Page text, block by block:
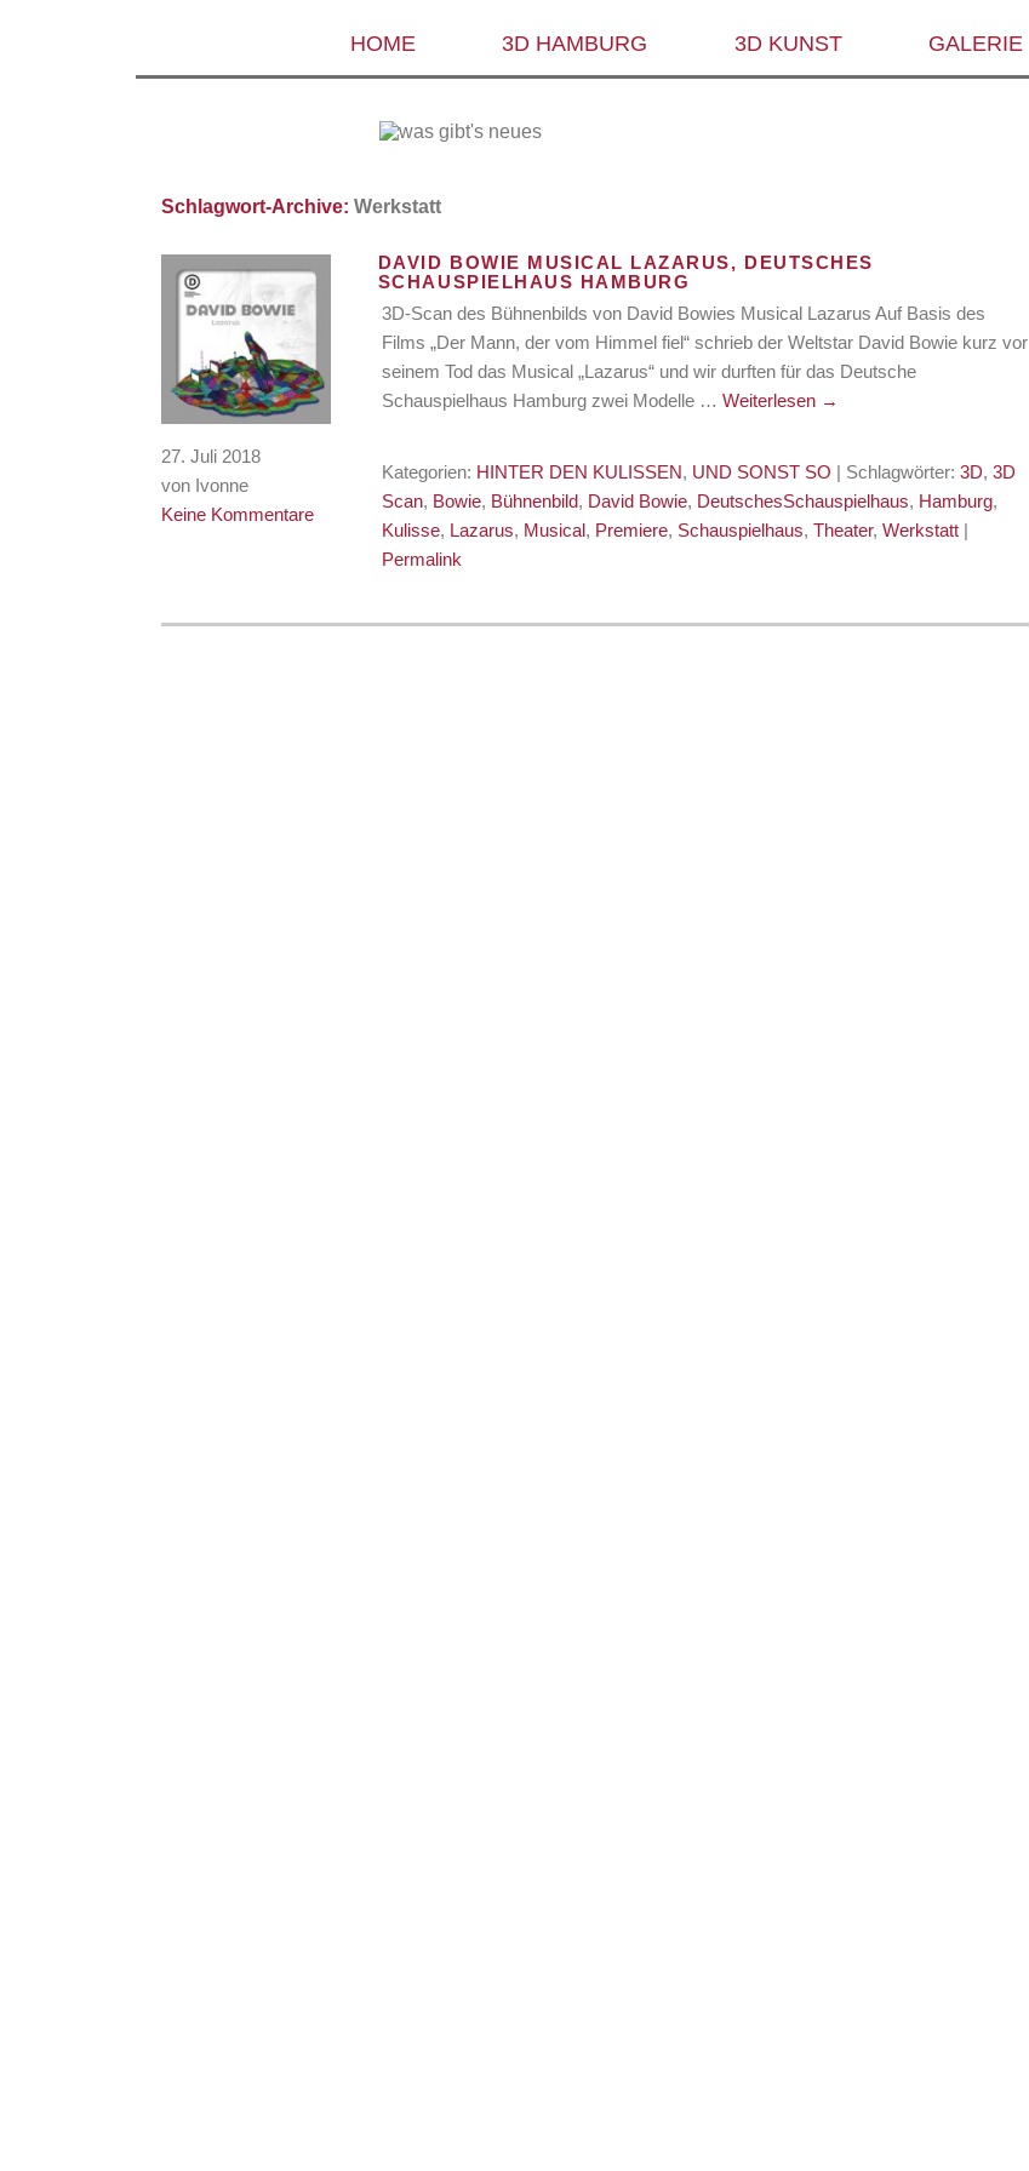
HOME 3D HAMBURG 3D KUNST GALERIE
Schlagwort-Archive: Werkstatt
27. Juli 2018
von Ivonne
Keine Kommentare
DAVID BOWIE MUSICAL LAZARUS, DEUTSCHES
SCHAUSPIELHAUS HAMBURG
3D-Scan des Bühnenbilds von David Bowies Musical Lazarus Auf Basis des
Films „Der Mann, der vom Himmel fiel“ schrieb der Weltstar David Bowie kurz vor
seinem Tod das Musical „Lazarus“ und wir durften für das Deutsche
Schauspielhaus Hamburg zwei Modelle …Weiterlesen →
Kategorien: HINTER DEN KULISSEN, UND SONST SO | Schlagwörter:3D,3D
Scan, Bowie, Bühnenbild, David Bowie, DeutschesSchauspielhaus, Hamburg,
Kulisse, Lazarus, Musical, Premiere, Schauspielhaus,Theater,Werkstatt |
Permalink